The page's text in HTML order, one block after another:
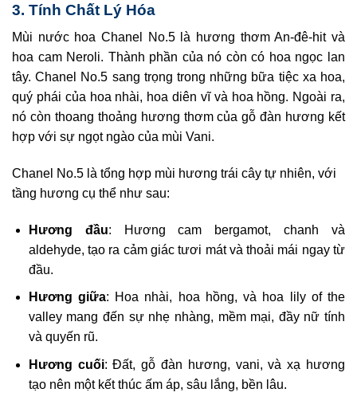
3. Tính Chất Lý Hóa
Mùi nước hoa Chanel No.5 là hương thơm An-đê-hit và
hoa cam Neroli. Thành phần của nó còn có hoa ngọc lan
tây. Chanel No.5 sang trọng trong những bữa tiệc xa hoa,
quý phái của hoa nhài, hoa diên vĩ và hoa hồng. Ngoài ra,
nó còn thoang thoảng hương thơm của gỗ đàn hương kết
hợp với sự ngọt ngào của mùi Vani.
Chanel No.5 là tổng hợp mùi hương trái cây tự nhiên, với
tầng hương cụ thể như sau:
Hương đầu: Hương cam bergamot, chanh và
aldehyde, tạo ra cảm giác tươi mát và thoải mái ngay từ
đầu.
Hương giữa: Hoa nhài, hoa hồng, và hoa lily of the
valley mang đến sự nhẹ nhàng, mềm mại, đầy nữ tính
và quyến rũ.
Hương cuối: Đất, gỗ đàn hương, vani, và xạ hương
tạo nên một kết thúc ấm áp, sâu lắng, bền lâu.